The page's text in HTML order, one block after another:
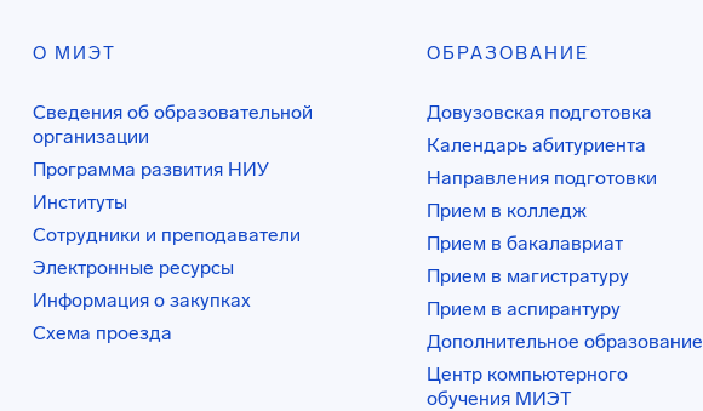
О МИЭТ
Сведения об образовательной
организации
Программа развития НИУ
Институты
Сотрудники и преподаватели
Электронные ресурсы
Информация о закупках
Схема проезда
ОБРАЗОВАНИЕ
Довузовская подготовка
Календарь абитуриента
Направления подготовки
Прием в колледж
Прием в бакалавриат
Прием в магистратуру
Прием в аспирантуру
Дополнительное образование
Центр компьютерного
обучения МИЭТ